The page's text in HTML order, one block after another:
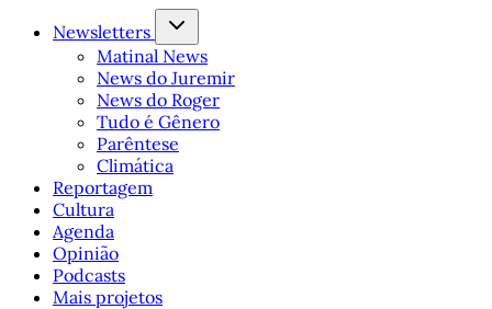
Newsletters
Matinal News
News do Juremir
News do Roger
Tudo é Gênero
Parêntese
Climática
Reportagem
Cultura
Agenda
Opinião
Podcasts
Mais projetos